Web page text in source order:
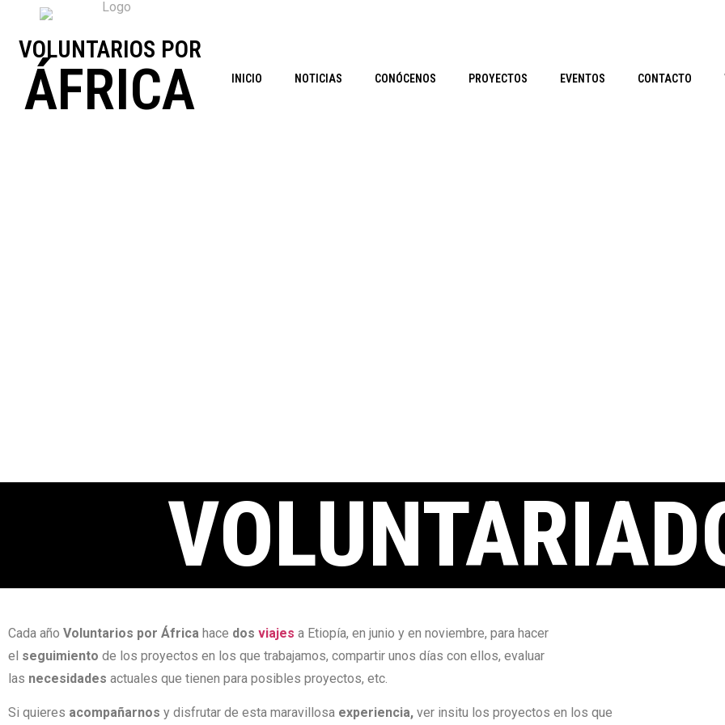
VOLUNTARIOS POR
ÁFRICA INICIO NOTICIAS CONÓCENOS PROYECTOS EVENTOS CONTACTO
Cada año Voluntarios por África hace dos viajes a Etiopía, en junio y en noviembre, para hacer
el seguimiento de los proyectos en los que trabajamos, compartir unos días con ellos, evaluar
las necesidades actuales que tienen para posibles proyectos, etc.
Si quieres acompañarnos y disfrutar de esta maravillosa experiencia, ver insitu los proyectos en los que